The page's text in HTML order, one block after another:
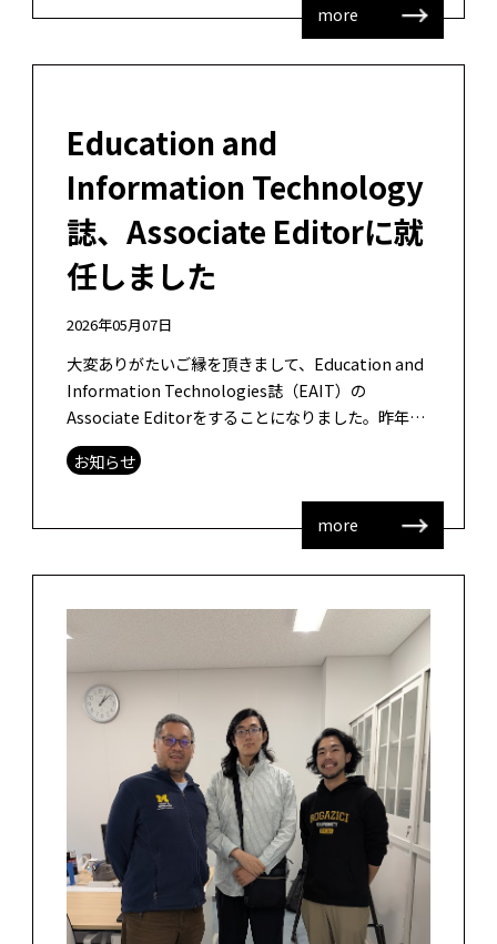
more
Education and
Information Technology
誌、Associate Editorに就
任しました
2026年05月07日
大変ありがたいご縁を頂きまして、Education and
Information Technologies誌（EAIT）の
Associate Editorをすることになりました。昨年で
したか、アイルランドで開催された国 […]
お知らせ
more